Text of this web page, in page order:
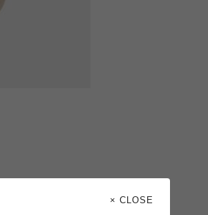
× CLOSE